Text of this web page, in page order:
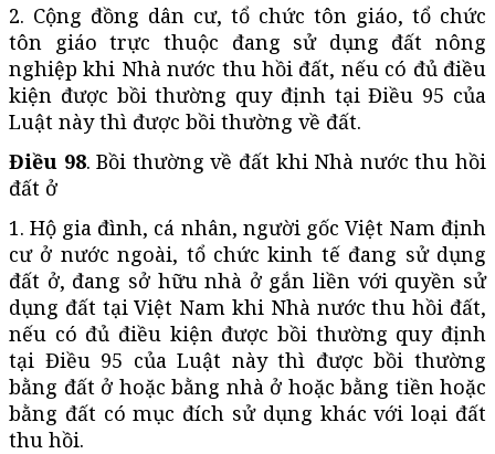
2. Cộng đồng dân cư, tổ chức tôn giáo, tổ chức
tôn giáo trực thuộc đang sử dụng đất nông
nghiệp khi Nhà nước thu hồi đất, nếu có đủ điều
kiện được bồi thường quy định tại Điều 95 của
Luật này thì được bồi thường về đất.
Điều 98. Bồi thường về đất khi Nhà nước thu hồi
đất ở
1. Hộ gia đình, cá nhân, người gốc Việt Nam định
cư ở nước ngoài, tổ chức kinh tế đang sử dụng
đất ở, đang sở hữu nhà ở gắn liền với quyền sử
dụng đất tại Việt Nam khi Nhà nước thu hồi đất,
nếu có đủ điều kiện được bồi thường quy định
tại Điều 95 của Luật này thì được bồi thường
bằng đất ở hoặc bằng nhà ở hoặc bằng tiền hoặc
bằng đất có mục đích sử dụng khác với loại đất
thu hồi.